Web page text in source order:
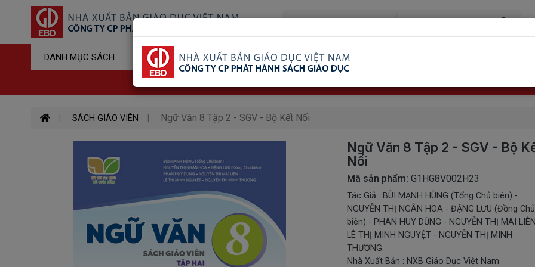
DANH MỤC SÁCH Sản Phẩm Đã Xem Ship COD Trên Toàn Quốc
SÁCH GIÁO VIÊN Ngữ Văn 8 Tập 2 - SGV - Bộ Kết Nối
Ngữ Văn 8 Tập 2 - SGV - Bộ
Nối
Mã sản phẩm: G1HG8V002H23
Tác Giả : BÙI MẠNH HÙNG (Tổng Chủ biên) -
NGUYỄN THỊ NGÂN HOA - ĐẶNG LƯU (Đồng Chủ
biên) - PHAN HUY DŨNG - NGUYỄN THỊ MAI
LÊ THỊ MINH NGUYỆT - NGUYỄN THỊ MINH
THƯƠNG.
Nhà Xuất Bản : NXB Giáo Dục Việt Nam